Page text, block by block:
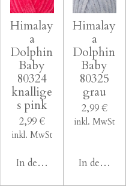
Himalay
a
Dolphin
Baby
80324
knallige
s pink
2,99 €
inkl. MwSt
In den Warenkorb
Himalay
a
Dolphin
Baby
80325
grau
2,99 €
inkl. MwSt
In den